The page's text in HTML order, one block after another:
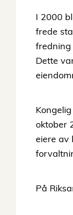
I 2000
frede
fredning
Dette
oktober
eiere av
På